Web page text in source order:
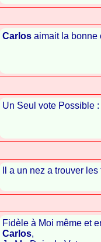
Carlos aimait la bonne
Un Seul vote Possible
Il a un nez a trouver les
Fidèle à Moi même et
Carlos,